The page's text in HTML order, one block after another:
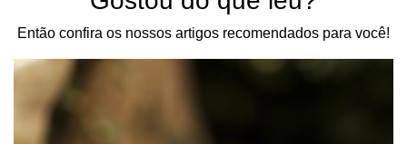
Então confira os nossos artigos recomendados para você!